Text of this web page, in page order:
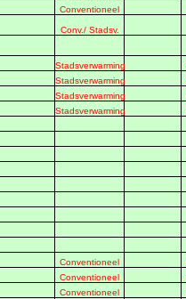
Conventioneel
Conv./ Stadsv.
Stadsverwarming
Stadsverwarming
Stadsverwarming
Stadsverwarming
Conventioneel
Conventioneel
Conventioneel